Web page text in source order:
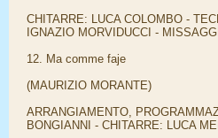
CHITARRE: LUCA COLOMBO -
IGNAZIO MORVIDUCCI -
12. Ma comme faje
(MAURIZIO MORANTE)
ARRANGIAMENTO,
BONGIANNI - CHITARRE: LUCA